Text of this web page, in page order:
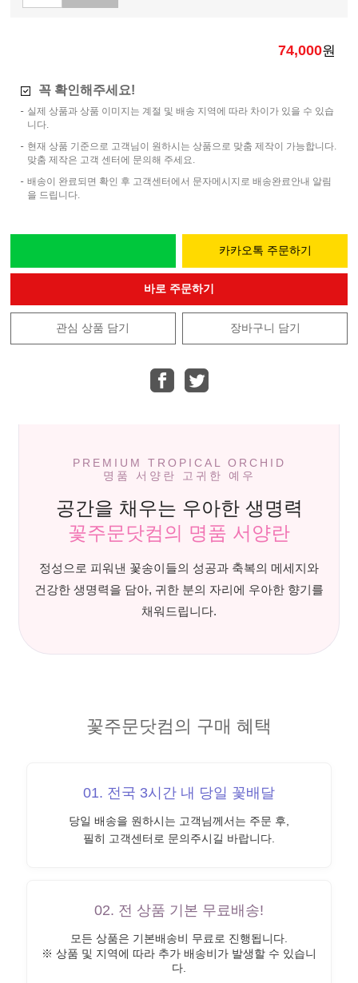
74,000원
꼭 확인해주세요!
실제 상품과 상품 이미지는 계절 및 배송 지역에 따라 차이가 있을 수 있습
니다.
현재 상품 기준으로 고객님이 원하시는 상품으로 맞춤 제작이 가능합니다.
맞춤 제작은 고객 센터에 문의해 주세요.
배송이 완료되면 확인 후 고객센터에서 문자메시지로 배송완료안내 알림
을 드립니다.
카카오톡 주문하기
바로 주문하기
관심 상품 담기 장바구니 담기
PREMIUM TROPICAL ORCHID
명품 서양란 고귀한 예우
공간을 채우는 우아한 생명력
꽃주문닷컴의 명품 서양란
정성으로 피워낸 꽃송이들의 성공과 축복의 메세지와
건강한 생명력을 담아, 귀한 분의 자리에 우아한 향기를
채워드립니다.
꽃주문닷컴의 구매 혜택
01. 전국 3시간 내 당일 꽃배달
당일 배송을 원하시는 고객님께서는 주문 후,
필히 고객센터로 문의주시길 바랍니다.
02. 전 상품 기본 무료배송!
모든 상품은 기본배송비 무료로 진행됩니다.
※ 상품 및 지역에 따라 추가 배송비가 발생할 수 있습니
다.